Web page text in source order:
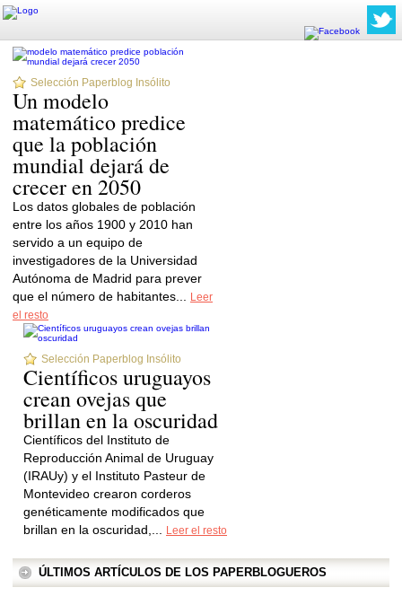
Selección Paperblog Insólito
Un modelo
matemático predice
que la población
mundial dejará de
crecer en 2050
Los datos globales de población
entre los años 1900 y 2010 han
servido a un equipo de
investigadores de la Universidad
Autónoma de Madrid para prever
que el número de habitantes...
Leer
el resto
Selección Paperblog Insólito
Científicos uruguayos
crean ovejas que
brillan en la oscuridad
Científicos del Instituto de
Reproducción Animal de Uruguay
(IRAUy) y el Instituto Pasteur de
Montevideo crearon corderos
genéticamente modificados que
brillan en la oscuridad,...
Leer el resto
ÚLTIMOS ARTÍCULOS DE LOS PAPERBLOGUEROS